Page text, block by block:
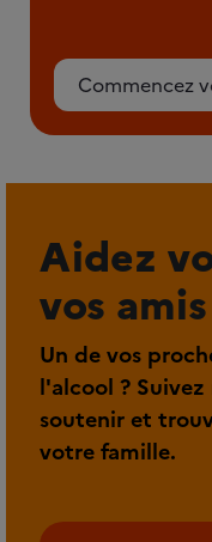
Commencez
Aidez
vos amis
Un de vos
l'alcool ?
soutenir et
votre famille.